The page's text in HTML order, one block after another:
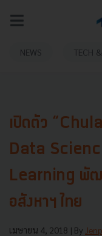
NEWS TECH
เปิดตัว
Data
Learning พัฒ
อสังหาฯ ไทย
เมษายน 4, 2018 | By